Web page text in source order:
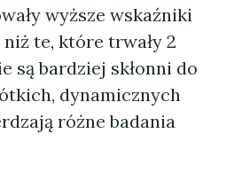
wyższe wskaźniki
te, które trwały 2
są bardziej skłonni do
dynamicznych
różne badania